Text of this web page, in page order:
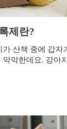
제란?
가 산책 중에 갑자
막막한데요. 강아